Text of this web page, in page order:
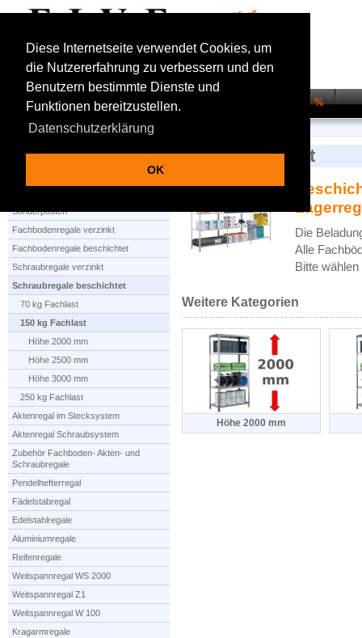
Diese Internetseite verwendet Cookies, um
die Nutzererfahrung zu verbessern und den
Benutzern bestimmte Dienste und
Funktionen bereitzustellen.
Datenschutzerklärung
OK
Startseite Regalsysteme Sale %
Startseite Schraubregale beschichtet
Produktauswahl
Sonderposten
Fachbodenregale verzinkt
Fachbodenregale beschichtet
Schraubregale verzinkt
Schraubregale beschichtet
70 kg Fachlast
150 kg Fachlast
Höhe 2000 mm
Höhe 2500 mm
Höhe 3000 mm
250 kg Fachlast
Aktenregal im Stecksystem
Aktenregal Schraubsystem
Zubehör Fachboden- Akten- und
Schraubregale
Pendelhefterregal
Fädelstabregal
Edelstahlregale
Aluminiumregale
Reifenregale
Weitspannregal WS 2000
Weitspannregal Z1
Weitspannregal W 100
Kragarmregale
150 kg Fachlast
Die
Alle
Bitte
Weitere Kategorien
Höhe 2000 mm